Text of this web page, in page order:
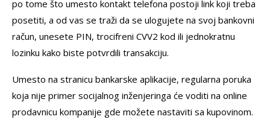
po tome što umesto kontakt telefona postoji link koji treba
posetiti, a od vas se traži da se ulogujete na svoj bankovni
račun, unesete PIN, trocifreni CVV2 kod ili jednokratnu
lozinku kako biste potvrdili transakciju.
Umesto na stranicu bankarske aplikacije, regularna poruka
koja nije primer socijalnog inženjeringa će voditi na online
prodavnicu kompanije gde možete nastaviti sa kupovinom.